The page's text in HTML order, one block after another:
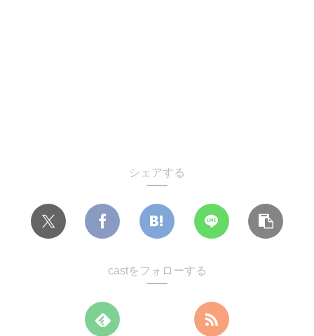
シェアする
castをフォローする